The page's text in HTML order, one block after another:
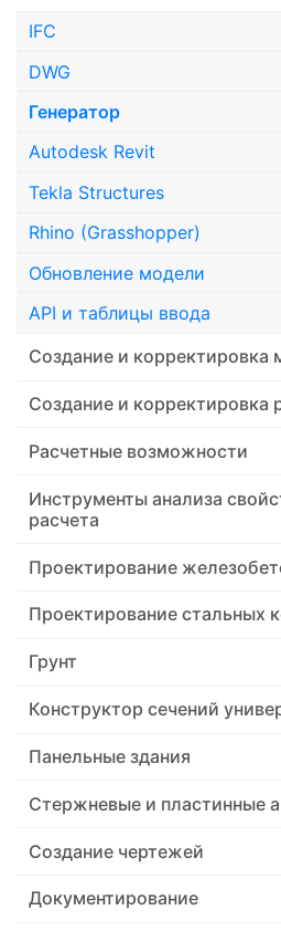
IFC
DWG
Генератор
Autodesk Revit
Tekla Structures
Rhino (Grasshopper)
Обновление модели
API и таблицы ввода
Создание и корректировка
Создание и корректировка
Расчетные возможности
Инструменты анализа
расчета
Проектирование
Проектирование стальных
Грунт
Конструктор сечений
Панельные здания
Стержневые и пластинные
Создание чертежей
Документирование